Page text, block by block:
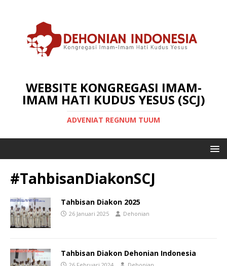
WEBSITE KONGREGASI IMAM-
IMAM HATI KUDUS YESUS (SCJ)
ADVENIAT REGNUM TUUM
#TahbisanDiakonSCJ
Tahbisan Diakon 2025
26 Januari 2025 Dehonian
Tahbisan Diakon Dehonian Indonesia